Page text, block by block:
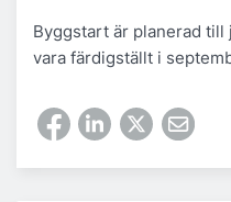
Byggstart är planerad
vara färdigställt i